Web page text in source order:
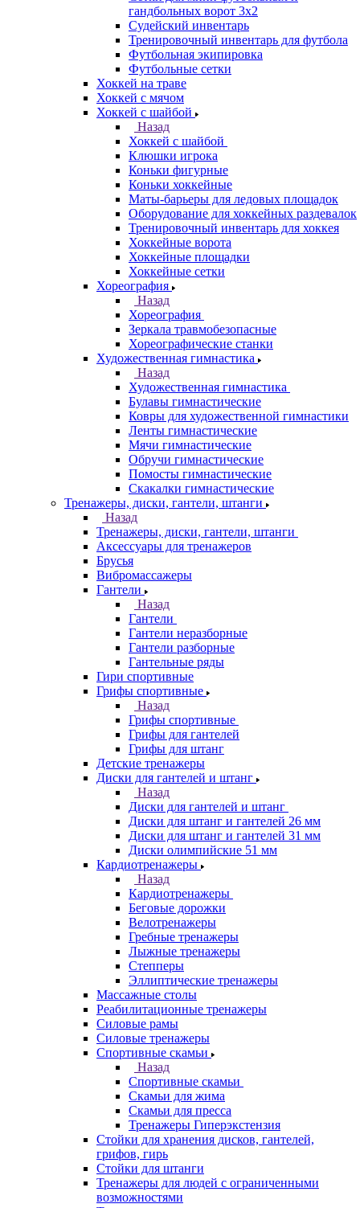
гандбольных ворот 3х2
Судейский инвентарь
Тренировочный инвентарь для футбола
Футбольная экипировка
Футбольные сетки
Хоккей на траве
Хоккей с мячом
Хоккей с шайбой
Назад
Хоккей с шайбой
Клюшки игрока
Коньки фигурные
Коньки хоккейные
Маты-барьеры для ледовых площадок
Оборудование для хоккейных раздевалок
Тренировочный инвентарь для хоккея
Хоккейные ворота
Хоккейные площадки
Хоккейные сетки
Хореография
Назад
Хореография
Зеркала травмобезопасные
Хореографические станки
Художественная гимнастика
Назад
Художественная гимнастика
Булавы гимнастические
Ковры для художественной гимнастики
Ленты гимнастические
Мячи гимнастические
Обручи гимнастические
Помосты гимнастические
Скакалки гимнастические
Тренажеры, диски, гантели, штанги
Назад
Тренажеры, диски, гантели, штанги
Аксессуары для тренажеров
Брусья
Вибромассажеры
Гантели
Назад
Гантели
Гантели неразборные
Гантели разборные
Гантельные ряды
Гири спортивные
Грифы спортивные
Назад
Грифы спортивные
Грифы для гантелей
Грифы для штанг
Детские тренажеры
Диски для гантелей и штанг
Назад
Диски для гантелей и штанг
Диски для штанг и гантелей 26 мм
Диски для штанг и гантелей 31 мм
Диски олимпийские 51 мм
Кардиотренажеры
Назад
Кардиотренажеры
Беговые дорожки
Велотренажеры
Гребные тренажеры
Лыжные тренажеры
Степперы
Эллиптические тренажеры
Массажные столы
Реабилитационные тренажеры
Силовые рамы
Силовые тренажеры
Спортивные скамьи
Назад
Спортивные скамьи
Скамьи для жима
Скамьи для пресса
Тренажеры Гиперэкстензия
Стойки для хранения дисков, гантелей,
грифов, гирь
Стойки для штанги
Тренажеры для людей с ограниченными
возможностями